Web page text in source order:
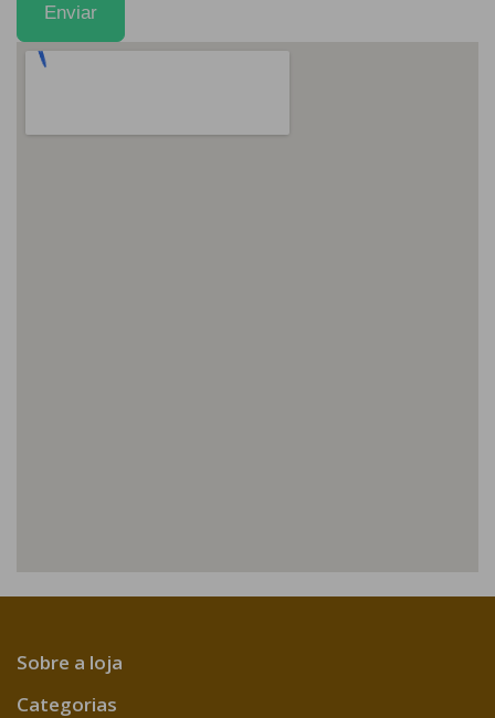
Enviar
Sobre a loja
Categorias